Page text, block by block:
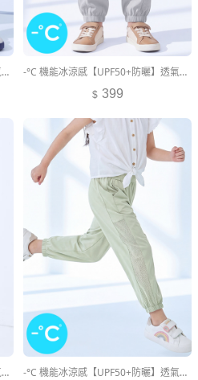
-°C 機能冰涼感【UPF50+防曬】透氣束口褲-童裝
-°C 機能冰涼感【UPF50+防曬】透氣束口褲-童裝
399
-°C 機能冰涼感【UPF50+防曬】透氣束口褲-童裝
-°C 機能冰涼感【UPF50+防曬】透氣束口褲-童裝